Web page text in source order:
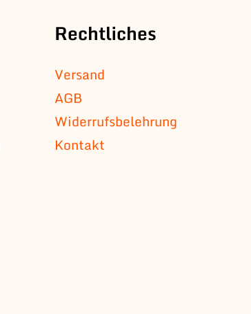
Rechtliches
Versand
AGB
Widerrufsbelehrung
Kontakt